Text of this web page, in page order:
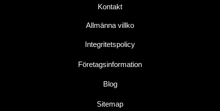
Kontakt
Allmänna villko
Integritetspolicy
Företagsinformation
Blog
Sitemap